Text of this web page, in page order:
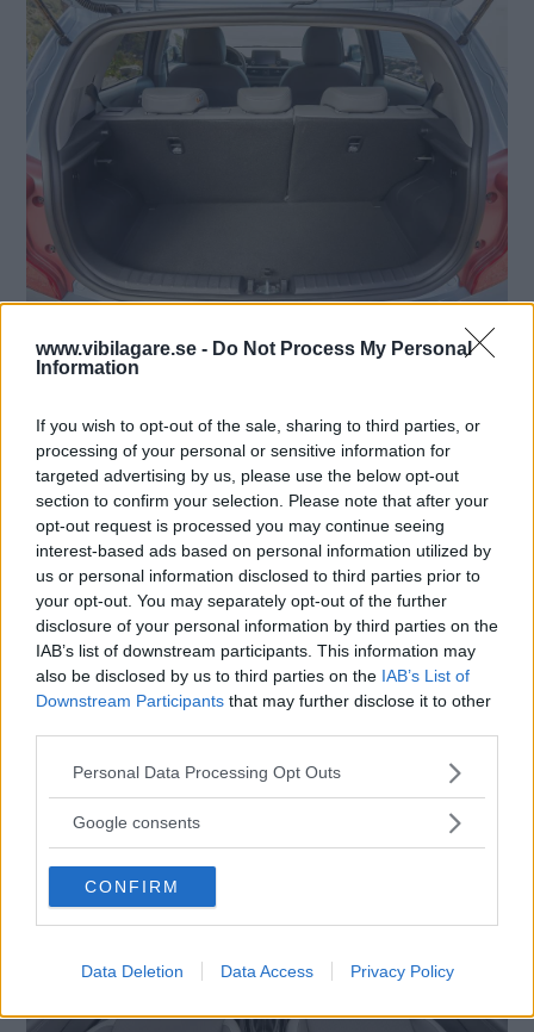
www.vibilagare.se - Do Not Process My Personal
Information
If you wish to opt-out of the sale, sharing to third parties, or
processing of your personal or sensitive information for
targeted advertising by us, please use the below opt-out
section to confirm your selection. Please note that after your
opt-out request is processed you may continue seeing
interest-based ads based on personal information utilized by
us or personal information disclosed to third parties prior to
your opt-out. You may separately opt-out of the further
disclosure of your personal information by third parties on the
IAB’s list of downstream participants. This information may
also be disclosed by us to third parties on the IAB’s List of
Downstream Participants that may further disclose it to other
Please note that this website/app uses one or more Google
not limited to your visit or usage behaviour. You may click to
use your data for below specified purposes in below Google
consent section.
Personal Data Processing Opt Outs
Google consents
CONFIRM
Data Deletion Data Access Privacy Policy